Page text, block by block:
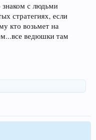
знаком с людьми
стратегиях, если
кто возьмет на
ведюшки там